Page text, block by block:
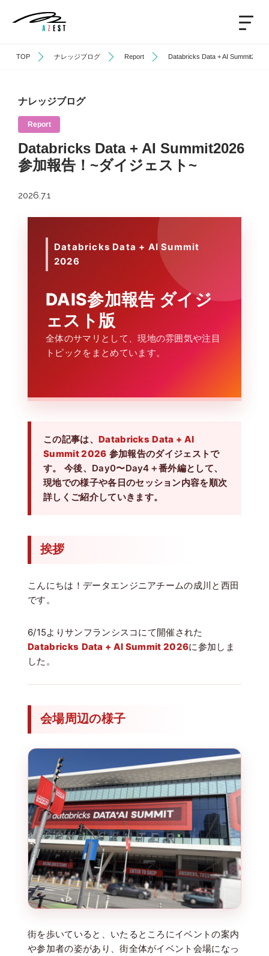
TOP ナレッジブログ Report Databricks Data + AI
ナレッジブログ
Report
Databricks Data + AI Summit2026
参加報告！~ダイジェスト~
2026.7.1
Databricks Data + AI Summit
2026
DAIS参加報告 ダイジ
ェスト版
全体のサマリとして、現地の雰囲気や注目
トピックをまとめています。
この記事は、 Databricks Data + AI
Summit 2026 参加報告のダイジェストで
す。 今後、Day0〜Day4＋番外編として、
現地での様子や各日のセッション内容を順次
詳しくご紹介していきます。
挨拶
こんにちは！データエンジニアチームの成川と西田
です。
6/15よりサンフランシスコにて開催された
Databricks Data + AI Summit 2026に参加しま
した。
会場周辺の様子
街を歩いていると、いたるところにイベントの案内
や参加者の姿があり、街全体がイベント会場になっ